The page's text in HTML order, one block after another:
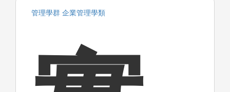
管理學群 企業管理學類